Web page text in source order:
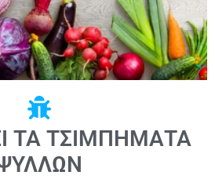
ΤΑ ΤΣΙΜΠΉΜΑΤΑ